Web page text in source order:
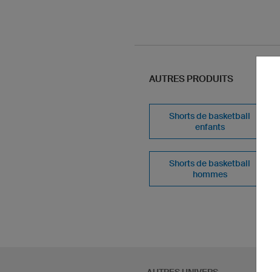
AUTRES PRODUITS
Shorts de basketball
enfants
Shorts de basketball
hommes